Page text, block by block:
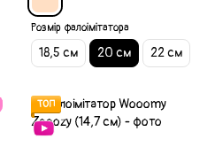
Розмір фалоімітатора
18,5 см 20 см 22 см
ТОП